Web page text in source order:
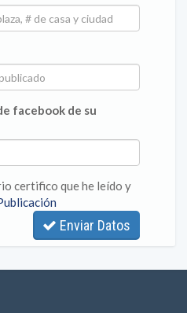
facebook de su
certifico que he leído y
Enviar Datos